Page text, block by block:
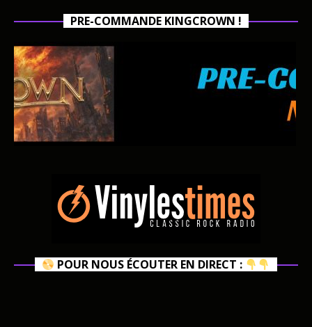
PRE-COMMANDE KINGCROWN !
POUR NOUS ÉCOUTER EN DIRECT :